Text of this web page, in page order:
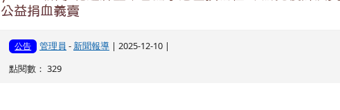
公益捐血義賣
公告 管理員 - 新聞報導| 2025-12-10 |
點閱數： 329